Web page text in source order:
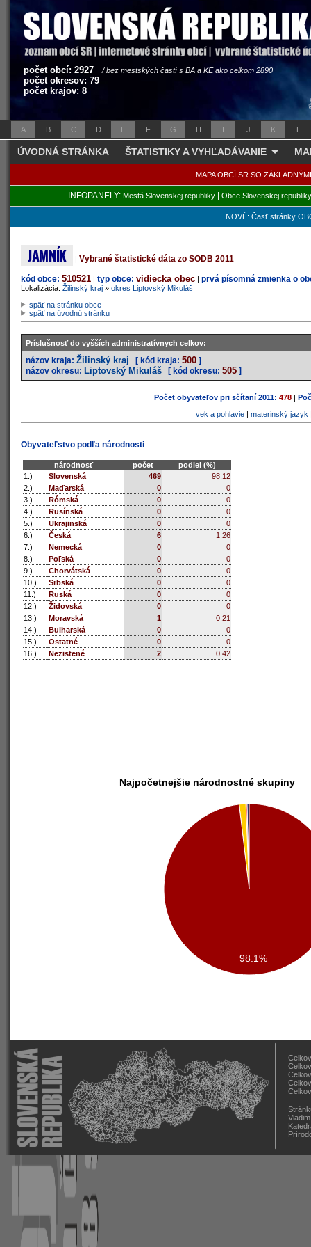
počet obcí: 2927 / bez mestských častí s BA a KE ako celkom 2890
počet okresov: 79
počet krajov: 8
A B C D E F G H I J K L
ÚVODNÁ STRÁNKA ŠTATISTIKY A VYHĽADÁVANIE
MAPA OBCÍ SR SO
INFOPANELY: Mestá Slovenskej republiky| Obce Slovenskej republiky
NOVÉ: Časť stránky
JAMNÍK | Vybrané štatistické dáta zo SODB 2011
kód obce: 510521 | typ obce: vidiecka obec | prvá písomná zmienka o
Lokalizácia: Žilinský kraj » okres Liptovský Mikuláš
späť na stránku obce
späť na úvodnú stránku
Príslušnosť do vyšších administratívnych celkov:
názov kraja: Žilinský kraj [ kód kraja: 500 ]
názov okresu: Liptovský Mikuláš [ kód okresu: 505 ]
Počet obyvateľov pri sčítaní 2011: 478|
vek a pohlavie| materinský jazyk
Obyvateľstvo podľa národnosti
národnosť počet
podiel (%)
1.)
Slovenská 469
98.12
2.)
Maďarská 0
0
3.)
Rómská 0
0
4.)
Rusínská 0
0
5.)
Ukrajinská 0
0
6.)
Česká 6
1.26
7.)
Nemecká 0
0
8.)
Poľská 0
0
9.)
Chorvátská 0
0
10.)
Srbská 0
0
11.)
Ruská 0
0
12.)
Židovská 0
0
13.)
Moravská 1
0.21
14.)
Bulharská 0
0
15.)
Ostatné 0
0
16.)
Nezistené 2 0.42
Najpočetnejšie národnostné skupiny
98.1%